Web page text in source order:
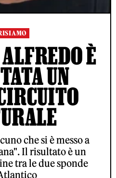
È
UN
che si è messo a
Il risultato è un
tra le due sponde